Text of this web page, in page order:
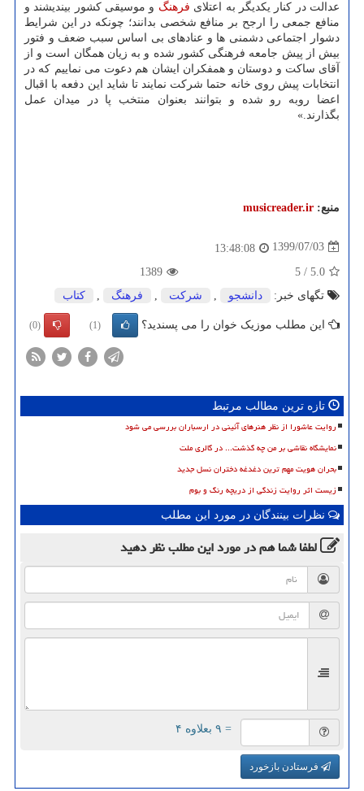
عدالت در کنار یکدیگر به اعتلای فرهنگ و موسیقی کشور بیندیشند و
منافع جمعی را ارجح بر منافع شخصی بدانند؛ چونکه در این شرایط
دشوار اجتماعی دشمنی ها و عنادهای بی اساس سبب ضعف و فتور
بیش از پیش جامعه فرهنگی کشور شده و به زیان همگان است و از
آقای ساکت و دوستان و همفکران ایشان هم دعوت می نماییم که در
انتخابات پیش روی خانه حتما شرکت نمایند تا شاید این دفعه با اقبال
اعضا روبه رو شده و بتوانند بعنوان منتخب پا در میدان عمل
بگذارند.»
منبع: musicreader.ir
1399/07/03
13:48:08
5.0
/
5
1389
تگهای خبر:
دانشجو شركت فرهنگ كتاب
این مطلب موزیک خوان را می پسندید؟ (1)
(0)
تازه ترین مطالب مرتبط
روایت عاشورا از نظر هنرهای آئینی در ارسباران بررسی می شود
نمایشگاه نقاشی بر من چه گذشت... در گالری ملت
بحران هویت مهم ترین دغدغه دختران نسل جدید
زیست اثر روایت زندگی از دریچه رنگ و بوم
نظرات بینندگان در مورد این مطلب
لطفا شما همدر مورد این مطلبنظر دهید
= ۹ بعلاوه ۴
فرستادن بازخورد